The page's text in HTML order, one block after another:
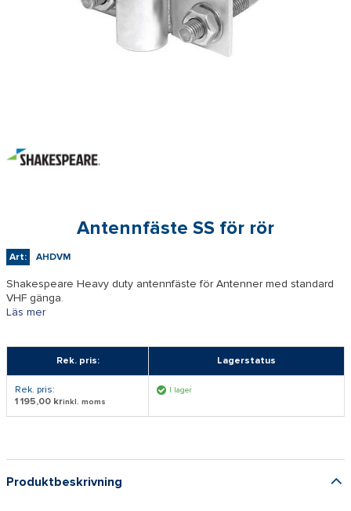
Antennfäste SS för rör
Art: AHDVM
Shakespeare Heavy duty antennfäste för Antenner med standard
VHF gänga.
Läs mer
Rek. pris: Lagerstatus
Rek. pris:
1 195,00 krinkl. moms
I lager
Produktbeskrivning